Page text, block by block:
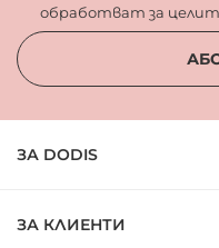
обработват за
ЗА DODIS
ЗА КЛИЕНТИ